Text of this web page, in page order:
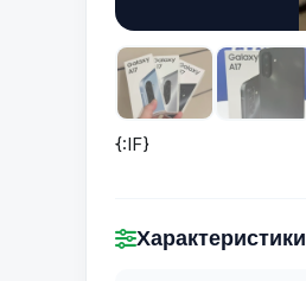
{:IF}
Характеристики